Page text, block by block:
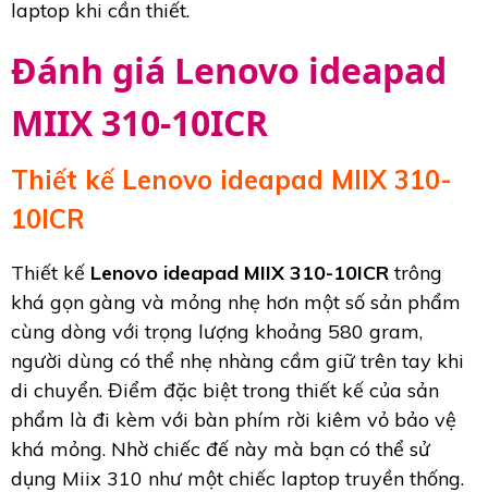
laptop khi cần thiết.
Đánh giá Lenovo ideapad
MIIX 310-10ICR
Thiết kế Lenovo ideapad MIIX 310-
10ICR
Thiết kế Lenovo ideapad MIIX 310-10ICRtrông
khá gọn gàng và mỏng nhẹ hơn một số sản phẩm
cùng dòng với trọng lượng khoảng 580 gram,
người dùng có thể nhẹ nhàng cầm giữ trên tay khi
di chuyển. Điểm đặc biệt trong thiết kế của sản
phẩm là đi kèm với bàn phím rời kiêm vỏ bảo vệ
khá mỏng. Nhờ chiếc đế này mà bạn có thể sử
dụng Miix 310 như một chiếc laptop truyền thống.